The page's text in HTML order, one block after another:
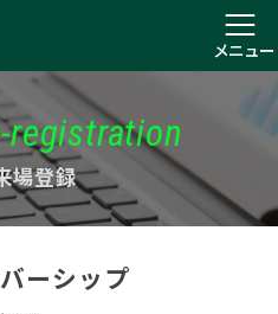
メニュー
場登録
ーシップ